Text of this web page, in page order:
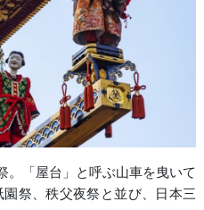
。「屋台」と呼ぶ山車を曳いて
祭、秩父夜祭と並び、日本三